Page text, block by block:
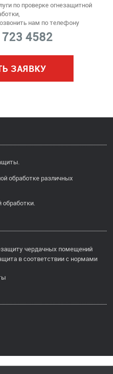
по проверке огнезащитной
нам по телефону
4582
ЗАЯВКУ
обработке различных
обработки.
чердачных помещений
в соответствии с нормами